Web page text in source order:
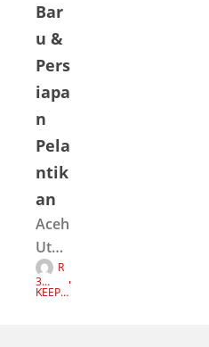
Bar
u &
Pers
iapa
n
Pela
ntik
an
Aceh
Utar
a,
Mata
R
Z
K
3
TAH
KEEP